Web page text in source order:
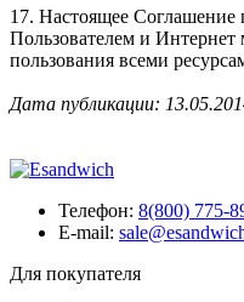
17. Настоящее Соглашение
Пользователем и Интернет
пользования всеми
Дата публикации:
Телефон: 8(800) 775-
E-mail:
Для покупателя